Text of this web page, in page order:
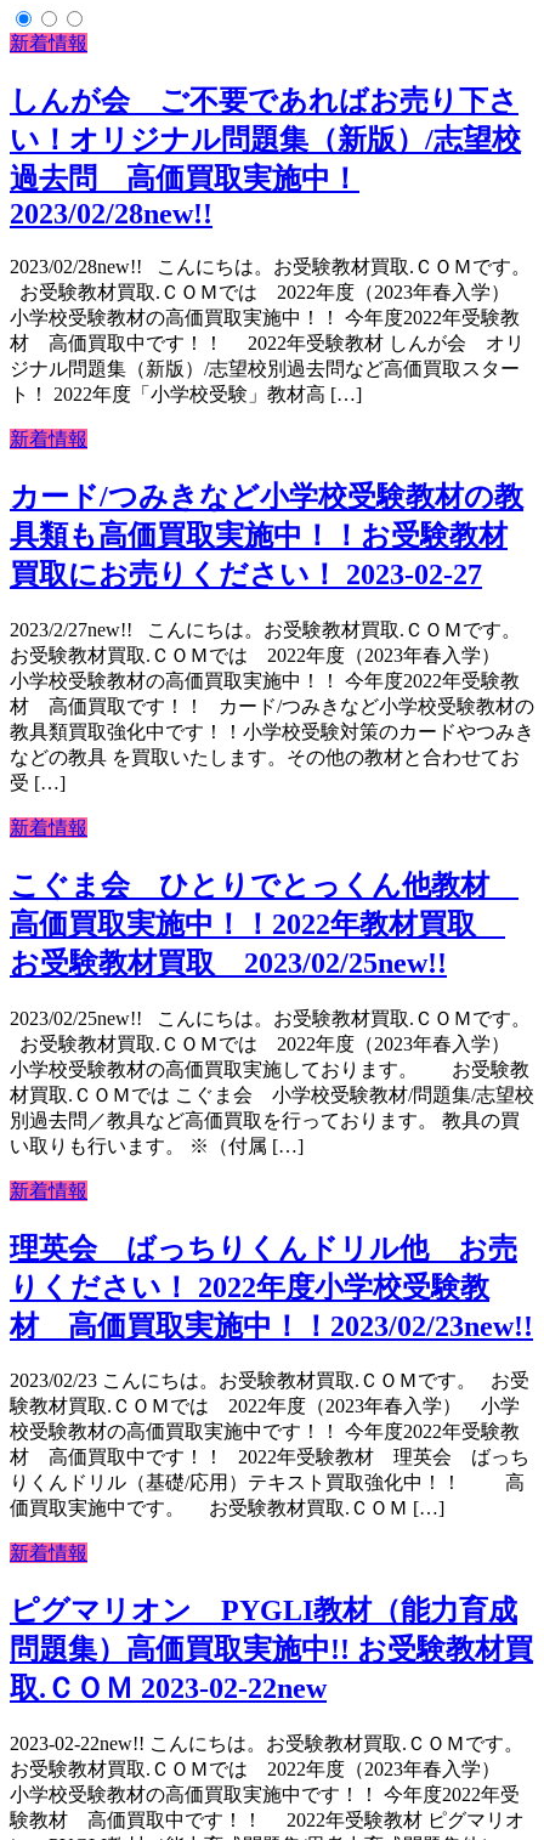
新着情報
しんが会 ご不要であればお売り下さ
い！オリジナル問題集（新版）/志望校
過去問 高価買取実施中！
2023/02/28new!!
2023/02/28new!! こんにちは。お受験教材買取.ＣＯＭです。
お受験教材買取.ＣＯＭでは 2022年度（2023年春入学）
小学校受験教材の高価買取実施中！！ 今年度2022年受験教
材 高価買取中です！！ 2022年受験教材 しんが会 オリ
ジナル問題集（新版）/志望校別過去問など高価買取スター
ト！ 2022年度「小学校受験」教材高 […]
新着情報
カード/つみきなど小学校受験教材の教
具類も高価買取実施中！！お受験教材
買取にお売りください！ 2023-02-27
2023/2/27new!! こんにちは。お受験教材買取.ＣＯＭです。
お受験教材買取.ＣＯＭでは 2022年度（2023年春入学）
小学校受験教材の高価買取実施中！！ 今年度2022年受験教
材 高価買取です！！ カード/つみきなど小学校受験教材の
教具類買取強化中です！！小学校受験対策のカードやつみき
などの教具 を買取いたします。その他の教材と合わせてお
受 […]
新着情報
こぐま会 ひとりでとっくん他教材
高価買取実施中！！2022年教材買取
お受験教材買取 2023/02/25new!!
2023/02/25new!! こんにちは。お受験教材買取.ＣＯＭです。
お受験教材買取.ＣＯＭでは 2022年度（2023年春入学）
小学校受験教材の高価買取実施しております。 お受験教
材買取.ＣＯＭでは こぐま会 小学校受験教材/問題集/志望校
別過去問／教具など高価買取を行っております。 教具の買
い取りも行います。 ※（付属 […]
新着情報
理英会 ばっちりくんドリル他 お売
りください！ 2022年度小学校受験教
材 高価買取実施中！！2023/02/23new!!
2023/02/23 こんにちは。お受験教材買取.ＣＯＭです。 お受
験教材買取.ＣＯＭでは 2022年度（2023年春入学） 小学
校受験教材の高価買取実施中です！！ 今年度2022年受験教
材 高価買取中です！！ 2022年受験教材 理英会 ばっち
りくんドリル（基礎/応用）テキスト買取強化中！！ 高
価買取実施中です。 お受験教材買取.ＣＯＭ […]
新着情報
ピグマリオン PYGLI教材（能力育成
問題集）高価買取実施中!! お受験教材買
取.ＣＯＭ 2023-02-22new
2023-02-22new!! こんにちは。お受験教材買取.ＣＯＭです。
お受験教材買取.ＣＯＭでは 2022年度（2023年春入学）
小学校受験教材の高価買取実施中です！！ 今年度2022年受
験教材 高価買取中です！！ 2022年受験教材 ピグマリオ